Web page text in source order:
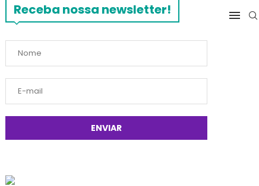
Receba nossa newsletter!